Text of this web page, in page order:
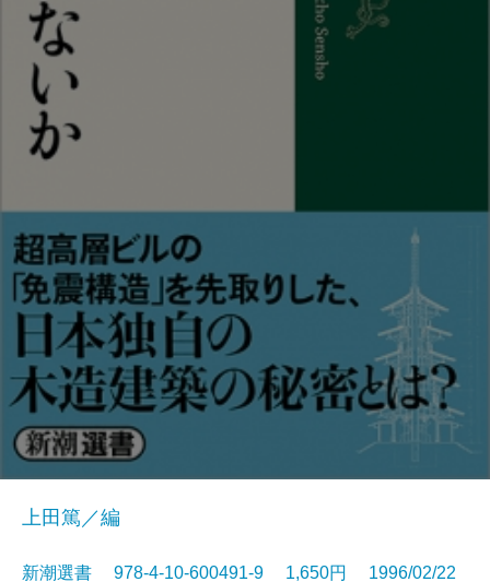
上田篤／編
新潮選書 978-4-10-600491-9 1,650円 1996/02/22